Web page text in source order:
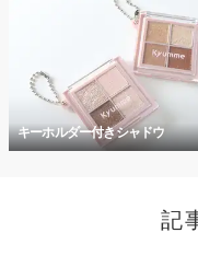
キーホルダー付きシャドウ
記